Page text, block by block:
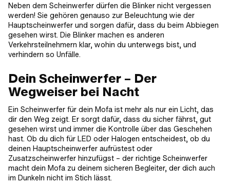
Neben dem Scheinwerfer dürfen die Blinker nicht vergessen
werden! Sie gehören genauso zur Beleuchtung wie der
Hauptscheinwerfer und sorgen dafür, dass du beim Abbiegen
gesehen wirst. Die Blinker machen es anderen
Verkehrsteilnehmern klar, wohin du unterwegs bist, und
verhindern so Unfälle.
Dein Scheinwerfer – Der
Wegweiser bei Nacht
Ein Scheinwerfer für dein Mofa ist mehr als nur ein Licht, das
dir den Weg zeigt. Er sorgt dafür, dass du sicher fährst, gut
gesehen wirst und immer die Kontrolle über das Geschehen
hast. Ob du dich für LED oder Halogen entscheidest, ob du
deinen Hauptscheinwerfer aufrüstest oder
Zusatzscheinwerfer hinzufügst – der richtige Scheinwerfer
macht dein Mofa zu deinem sicheren Begleiter, der dich auch
im Dunkeln nicht im Stich lässt.